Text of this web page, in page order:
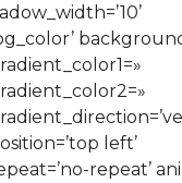
left’
repeat’